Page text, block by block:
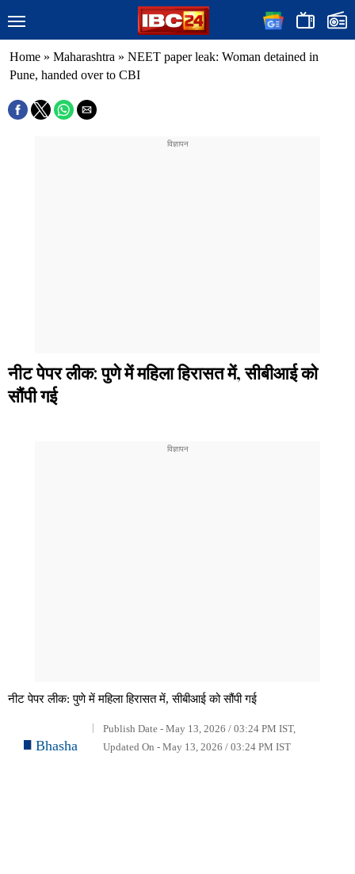
Home » Maharashtra » NEET paper leak: Woman detained in
Pune, handed over to CBI
नीट पेपर लीक: पुणे में महिला हिरासत में, सीबीआई को
सौंपी गई
नीट पेपर लीक: पुणे में महिला हिरासत में, सीबीआई को सौंपी गई
Bhasha
Publish Date - May 13, 2026 / 03:24 PM IST,
Updated On - May 13, 2026 / 03:24 PM IST